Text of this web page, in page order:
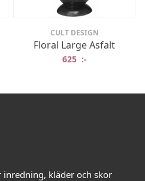
CULT DESIGN
Floral Large Asfalt
625 :-
inredning, kläder och skor